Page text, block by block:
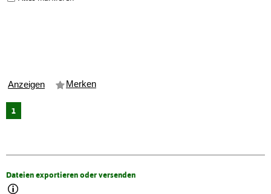
Anzeigen Merken
1
Dateien exportieren oder versenden